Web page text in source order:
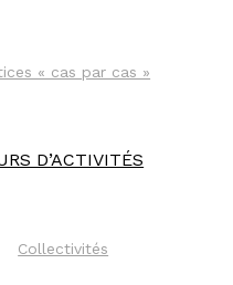
« cas par cas »
D’ACTIVITÉS
Collectivités